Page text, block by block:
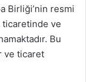
Birliği’nin resmi
ticaretinde ve
Bu
ve ticaret